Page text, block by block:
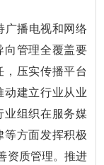
广播电视和网络
向管理全覆盖要
压实传播平台
动建立行业从业
业组织在服务媒
等方面发挥积极
资质管理。推进